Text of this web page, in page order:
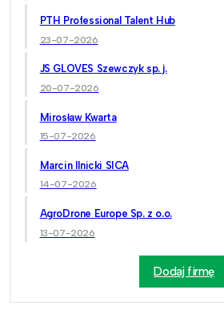
PTH Professional Talent Hub
23-07-2026
JS GLOVES Szewczyk sp. j.
20-07-2026
Mirosław Kwarta
15-07-2026
Marcin Ilnicki SICA
14-07-2026
AgroDrone Europe Sp. z o.o.
13-07-2026
Dodaj firmę